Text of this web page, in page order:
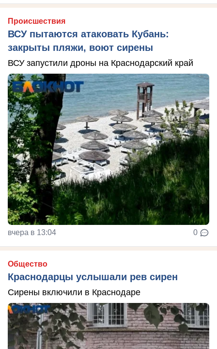
Происшествия
ВСУ пытаются атаковать Кубань:
закрыты пляжи, воют сирены
ВСУ запустили дроны на Краснодарский край
вчера в 13:04 0
Общество
Краснодарцы услышали рев сирен
Сирены включили в Краснодаре